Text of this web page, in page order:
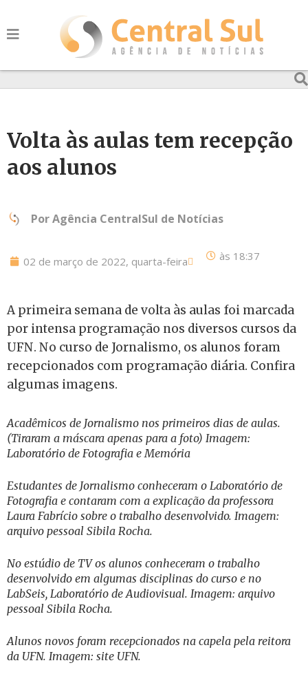
Volta às aulas tem recepção
aos alunos
PorAgência CentralSul de Notícias
02 de março de 2022, quarta-feira às 18:37
A primeira semana de volta às aulas foi marcada
por intensa programação nos diversos cursos da
UFN. No curso de Jornalismo, os alunos foram
recepcionados com programação diária. Confira
algumas imagens.
Acadêmicos de Jornalismo nos primeiros dias de aulas.
(Tiraram a máscara apenas para a foto) Imagem:
Laboratório de Fotografia e Memória
Estudantes de Jornalismo conheceram o Laboratório de
Fotografia e contaram com a explicação da professora
Laura Fabrício sobre o trabalho desenvolvido. Imagem:
arquivo pessoal Sibila Rocha.
No estúdio de TV os alunos conheceram o trabalho
desenvolvido em algumas disciplinas do curso e no
LabSeis, Laboratório de Audiovisual. Imagem: arquivo
pessoal Sibila Rocha.
Alunos novos foram recepcionados na capela pela reitora
da UFN. Imagem: site UFN.